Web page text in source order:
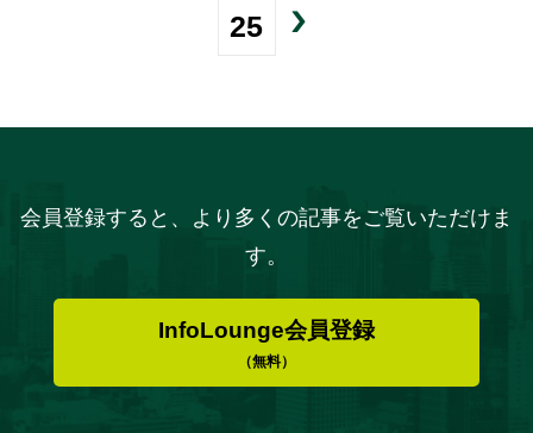
25
会員登録すると、より多くの記事をご覧いただけま
す。
InfoLounge会員登録
（無料）